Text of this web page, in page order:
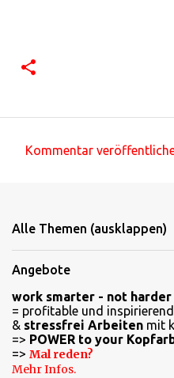
m
n
t
a
r
e
Kommentar
Alle Themen (ausklappen)
Angebote
work smarter - not harder
= profitable und
& stressfrei Arbeiten mit
=> POWER to your
=> Mal reden?
Mehr Infos.